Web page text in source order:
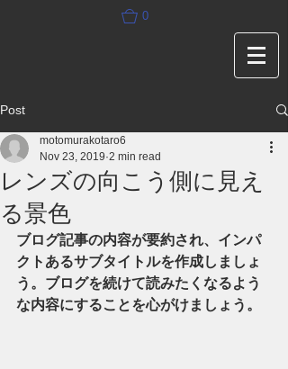
0
Post
レンズの向こう側に見え
る景色
motomurakotaro6
Nov 23, 2019 2 min read
ブログ記事の内容が要約され、インパ
クトあるサブタイトルを作成しましょ
う。ブログを続けて読みたくなるよう
な内容にすることを心がけましょう。